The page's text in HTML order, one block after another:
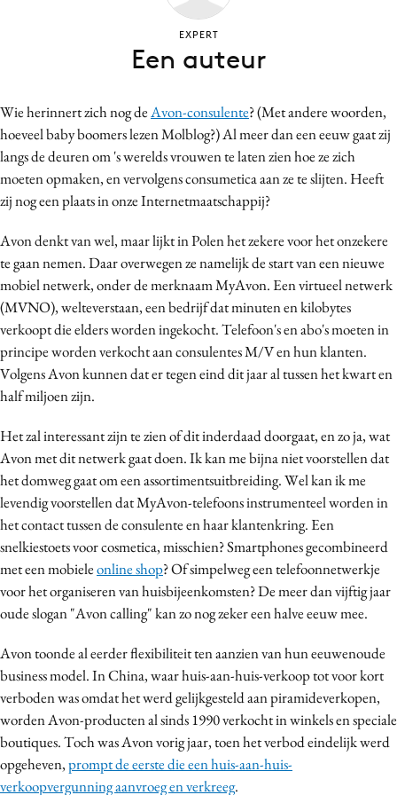
Craft
Customer Experience
Data & Insights
Design
Diversiteit
Effectiviteit
Gedragsverandering
Influencer marketing
Interne communicatie
Martech
Merkstrategie
PR
Programmatic
Purpose Marketing
Reputatie & crisis
Wie herinnert zich nog deAvon-consulente? (Met andere woorden,
hoeveel baby boomers lezen Molblog?) Al meer dan een eeuw gaat zij
langs de deuren om 's werelds vrouwen te laten zien hoe ze zich
moeten opmaken, en vervolgens consumetica aan ze te slijten. Heeft
zij nog een plaats in onze Internetmaatschappij?
Avon denkt van wel, maar lijkt in Polen het zekere voor het onzekere
te gaan nemen. Daar overwegen ze namelijk de start van een nieuwe
mobiel netwerk, onder de merknaam MyAvon. Een virtueel netwerk
(MVNO), welteverstaan, een bedrijf dat minuten en kilobytes
verkoopt die elders worden ingekocht. Telefoon's en abo's moeten in
principe worden verkocht aan consulentes M/V en hun klanten.
Volgens Avon kunnen dat er tegen eind dit jaar al tussen het kwart en
half miljoen zijn.
Het zal interessant zijn te zien of dit inderdaad doorgaat, en zo ja, wat
Avon met dit netwerk gaat doen. Ik kan me bijna niet voorstellen dat
het domweg gaat om een assortimentsuitbreiding. Wel kan ik me
levendig voorstellen dat MyAvon-telefoons instrumenteel worden in
het contact tussen de consulente en haar klantenkring. Een
snelkiestoets voor cosmetica, misschien? Smartphones gecombineerd
met een mobieleonline shop? Of simpelweg een telefoonnetwerkje
voor het organiseren van huisbijeenkomsten? De meer dan vijftig jaar
oude slogan "Avon calling" kan zo nog zeker een halve eeuw mee.
Avon toonde al eerder flexibiliteit ten aanzien van hun eeuwenoude
business model. In China, waar huis-aan-huis-verkoop tot voor kort
verboden was omdat het werd gelijkgesteld aan piramideverkopen,
worden Avon-producten al sinds 1990 verkocht in winkels en speciale
boutiques. Toch was Avon vorig jaar, toen het verbod eindelijk werd
opgeheven,prompt de eerste die een huis-aan-huis-
verkoopvergunning aanvroeg en verkreeg.
EXPERT
Een auteur